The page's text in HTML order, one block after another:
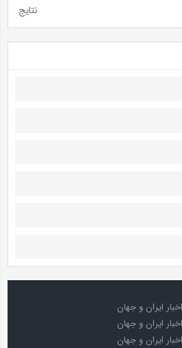
نتایج
اخبار ایران و جهان
اخبار ایران و جهان
اخبار ایران و جهان